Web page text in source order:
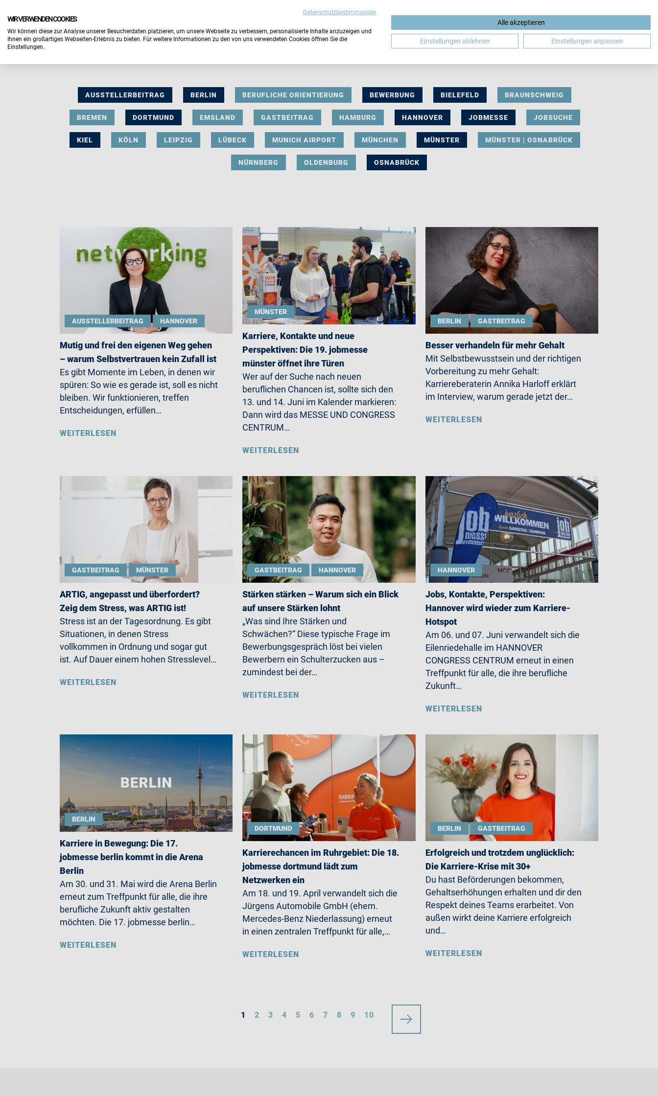
DE
AUSSTELLERBEITRAG BERLIN BERUFLICHE ORIENTIERUNG BEWERBUNG BIELEFELD BRAUNSCHWEIG
BREMEN DORTMUND EMSLAND GASTBEITRAG HAMBURG HANNOVER JOBMESSE JOBSUCHE
KIEL KÖLN LEIPZIG LÜBECK MUNICH AIRPORT MÜNCHEN MÜNSTER MÜNSTER | OSNABRÜCK
NÜRNBERG OLDENBURG OSNABRÜCK
AUSSTELLERBEITRAG HANNOVER
Mutig und frei den eigenen Weg gehen
– warum Selbstvertrauen kein Zufall ist
Es gibt Momente im Leben, in denen wir
spüren: So wie es gerade ist, soll es nicht
bleiben. Wir funktionieren, treffen
Entscheidungen, erfüllen…
WEITERLESEN
MÜNSTER
Karriere, Kontakte und neue
Perspektiven: Die 19. jobmesse
münster öffnet ihre Türen
Wer auf der Suche nach neuen
beruflichen Chancen ist, sollte sich den
13. und 14. Juni im Kalender markieren:
Dann wird das MESSE UND CONGRESS
CENTRUM…
WEITERLESEN
BERLIN GASTBEITRAG
Besser verhandeln für mehr Gehalt
Mit Selbstbewusstsein und der richtigen
Vorbereitung zu mehr Gehalt:
Karriereberaterin Annika Harloff erklärt
im Interview, warum gerade jetzt der…
WEITERLESEN
GASTBEITRAG MÜNSTER
ARTIG, angepasst und überfordert?
Zeig dem Stress, was ARTIG ist!
Stress ist an der Tagesordnung. Es gibt
Situationen, in denen Stress
vollkommen in Ordnung und sogar gut
ist. Auf Dauer einem hohen Stresslevel…
WEITERLESEN
GASTBEITRAG HANNOVER
Stärken stärken – Warum sich ein Blick
auf unsere Stärken lohnt
„Was sind Ihre Stärken und
Schwächen?“ Diese typische Frage im
Bewerbungsgespräch löst bei vielen
Bewerbern ein Schulterzucken aus –
zumindest bei der…
WEITERLESEN
HANNOVER
Jobs, Kontakte, Perspektiven:
Hannover wird wieder zum Karriere-
Hotspot
Am 06. und 07. Juni verwandelt sich die
Eilenriedehalle im HANNOVER
CONGRESS CENTRUM erneut in einen
Treffpunkt für alle, die ihre berufliche
Zukunft…
WEITERLESEN
BERLIN
Karriere in Bewegung: Die 17.
jobmesse berlin kommt in die Arena
Berlin
Am 30. und 31. Mai wird die Arena Berlin
erneut zum Treffpunkt für alle, die ihre
berufliche Zukunft aktiv gestalten
möchten. Die 17. jobmesse berlin…
WEITERLESEN
DORTMUND
Karrierechancen im Ruhrgebiet: Die 18.
jobmesse dortmund lädt zum
Netzwerken ein
Am 18. und 19. April verwandelt sich die
Jürgens Automobile GmbH (ehem.
Mercedes-Benz Niederlassung) erneut
in einen zentralen Treffpunkt für alle,…
WEITERLESEN
BERLIN GASTBEITRAG
Erfolgreich und trotzdem unglücklich:
Die Karriere-Krise mit 30+
Du hast Beförderungen bekommen,
Gehaltserhöhungen erhalten und dir den
Respekt deines Teams erarbeitet. Von
außen wirkt deine Karriere erfolgreich
und…
WEITERLESEN
1 2 3 4 5 6 7 8 9 10
Datenschutzbestimmungen
WIR VERWENDEN COOKIES
Wir können diese zur Analyse unserer Besucherdaten platzieren, um unsere Webseite zu verbessern, personalisierte Inhalte anzuzeigen und
Ihnen ein großartiges Webseiten-Erlebnis zu bieten. Für weitere Informationen zu den von uns verwendeten Cookies öffnen Sie die
Einstellungen.
Alle akzeptieren
Einstellungen ablehnen Einstellungen anpassen